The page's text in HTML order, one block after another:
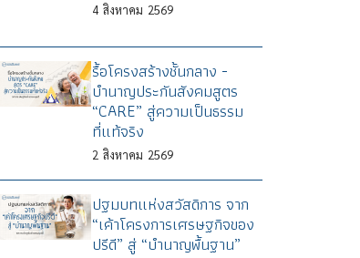
4 สิงหาคม 2569
รื้อโครงสร้างชั้นกลาง -
บำนาญประกันสังคมสูตร
“CARE” สู่ความเป็นธรรม
ที่แท้จริง
2 สิงหาคม 2569
ปฐมบทแห่งสวัสดิการ จาก
“เค้าโครงการเศรษฐกิจของ
ปรีดี” สู่ “บำนาญพื้นฐาน”